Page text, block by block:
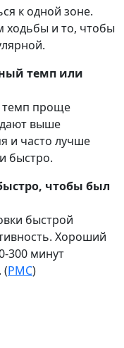
к одной зоне.
и то, чтобы
темп или
темп проще
выше
и часто лучше
быстро.
чтобы был
быстрой
Хороший
300 минут
(PMC)